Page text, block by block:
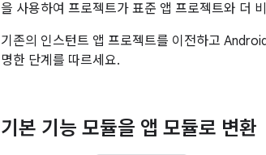
을 사용하여 프로젝트가 표준 앱 프로젝트와 더
기존의 인스턴트 앱 프로젝트를 이전하고
명한 단계를 따르세요.
기본 기능 모듈을 앱 모듈로 변환